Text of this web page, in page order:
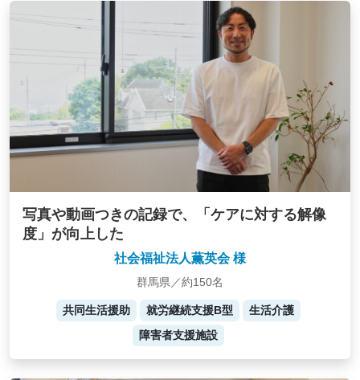
写真や動画つきの記録で、「ケアに対する解像
度」が向上した
社会福祉法人薫英会 様
群馬県／約150名
共同生活援助 就労継続支援B型
生活介護
障害者支援施設